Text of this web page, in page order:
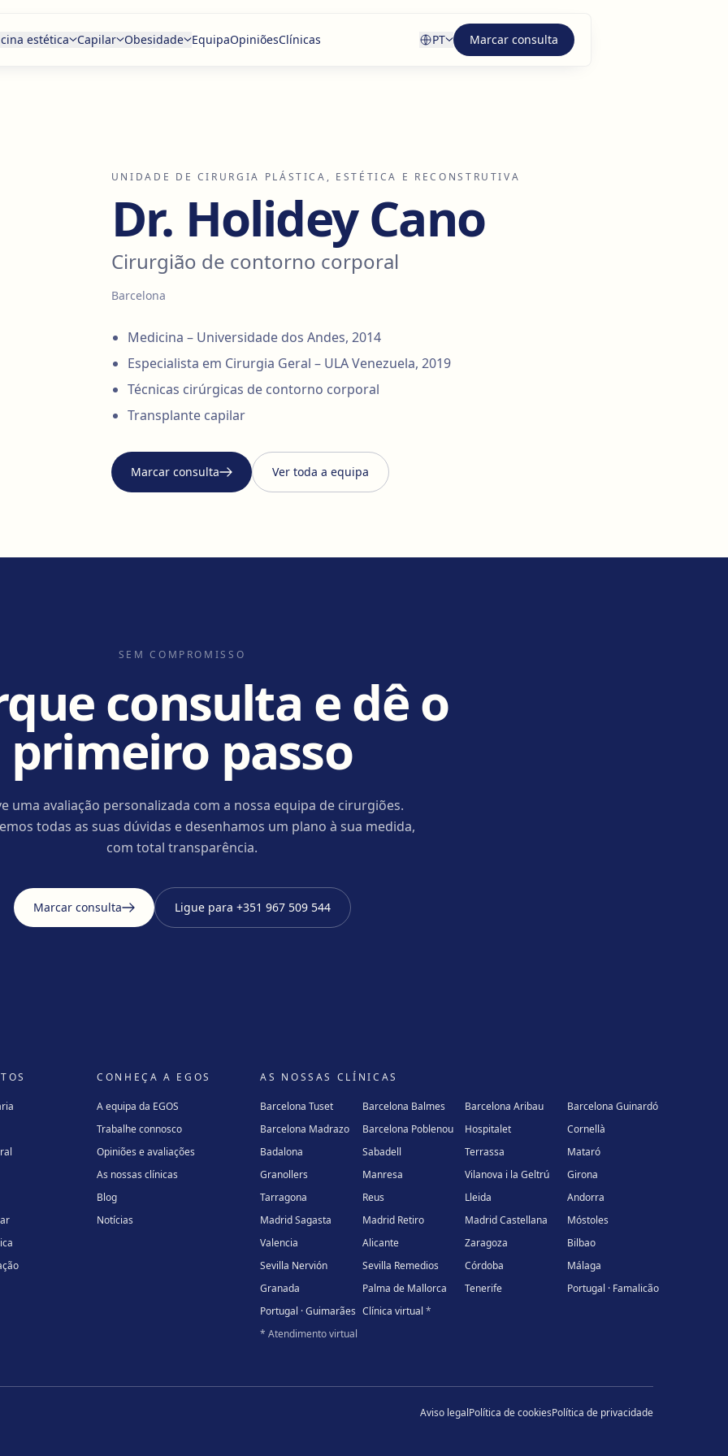
estética Capilar Obesidade EquipaOpiniõesClínicas PT Marcar consulta
UNIDADE DE CIRURGIA PLÁSTICA, ESTÉTICA E RECONSTRUTIVA
Dr. Holidey Cano
Cirurgião de contorno corporal
Barcelona
Medicina – Universidade dos Andes, 2014
Especialista em Cirurgia Geral – ULA Venezuela, 2019
Técnicas cirúrgicas de contorno corporal
Transplante capilar
Marcar consulta Ver toda a equipa
SEM COMPROMISSO
consulta e dê o
primeiro passo
uma avaliação personalizada com a nossa equipa de cirurgiões.
todas as suas dúvidas e desenhamos um plano à sua medida,
com total transparência.
Marcar consulta Ligue para +351 967 509 544
CONHEÇA A EGOS
A equipa da EGOS
Trabalhe connosco
Opiniões e avaliações
As nossas clínicas
Blog
Notícias
AS NOSSAS CLÍNICAS
Barcelona Tuset Barcelona Balmes Barcelona Aribau
Barcelona Guinardó
Barcelona Madrazo
Barcelona Poblenou Hospitalet
Cornellà
Badalona
Sabadell Terrassa
Mataró
Granollers
Manresa Vilanova i la Geltrú
Girona
Tarragona
Reus Lleida
Andorra
Madrid Sagasta
Madrid Retiro Madrid Castellana
Móstoles
Valencia
Alicante Zaragoza
Bilbao
Sevilla Nervión
Sevilla Remedios Córdoba
Málaga
Granada
Palma de Mallorca Tenerife
Portugal · Famalicão
Portugal · Guimarães Clínica virtual *
* Atendimento virtual
Aviso legalPolítica de cookiesPolítica de privacidade